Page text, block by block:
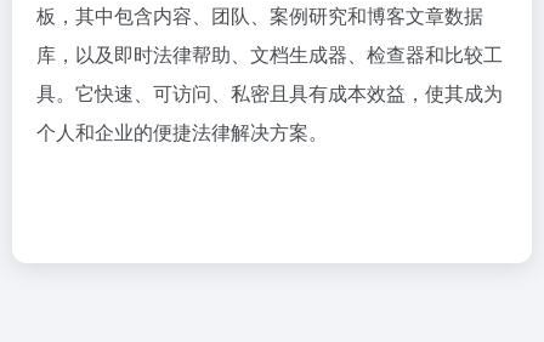
板，其中包含内容、团队、案例研究和博客文章数据
库，以及即时法律帮助、文档生成器、检查器和比较工
具。它快速、可访问、私密且具有成本效益，使其成为
个人和企业的便捷法律解决方案。